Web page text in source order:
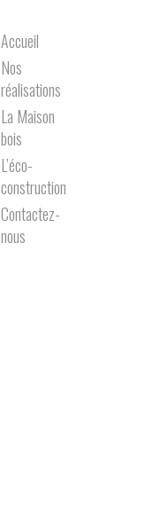
Accueil
Nos
réalisations
La Maison
bois
L’éco-
construction
Contactez-
nous